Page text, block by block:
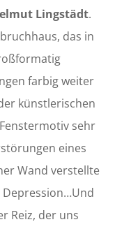
Lingstädt.
das in
farbig weiter
künstlerischen
sehr
eines
Wand verstellte
Depression…Und
Reiz, der uns